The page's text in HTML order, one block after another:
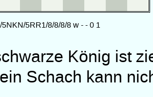
König ist
Schach kann